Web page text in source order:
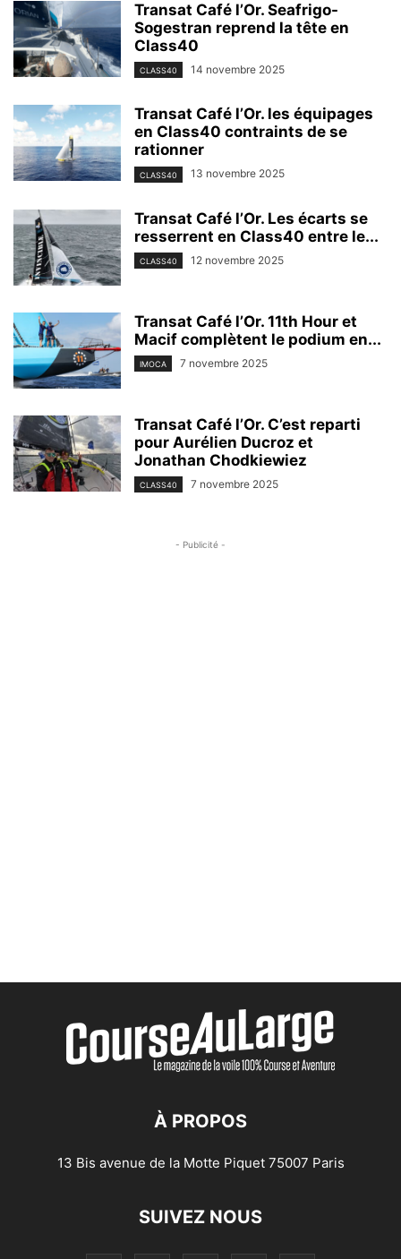
Transat Café l’Or. Seafrigo-
Sogestran reprend la tête en
Class40
CLASS40 14 novembre 2025
Transat Café l’Or. les équipages
en Class40 contraints de se
rationner
CLASS40 13 novembre 2025
Transat Café l’Or. Les écarts se
resserrent en Class40 entre le...
CLASS40 12 novembre 2025
Transat Café l’Or. 11th Hour et
Macif complètent le podium en...
IMOCA 7 novembre 2025
Transat Café l’Or. C’est reparti
pour Aurélien Ducroz et
Jonathan Chodkiewiez
CLASS40 7 novembre 2025
- Publicité -
À PROPOS
13 Bis avenue de la Motte Piquet 75007 Paris
SUIVEZ NOUS